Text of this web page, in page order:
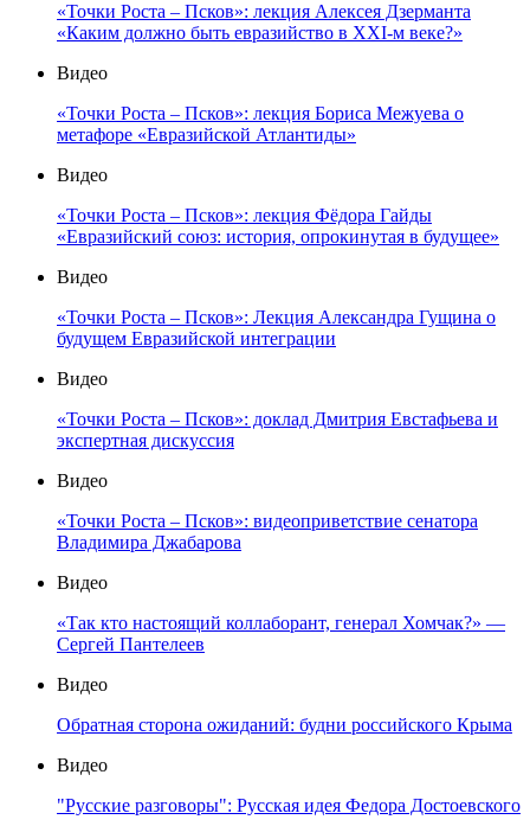
«Точки Роста – Псков»: лекция Алексея Дзерманта
«Каким должно быть евразийство в XXI-м веке?»
Видео
«Точки Роста – Псков»: лекция Бориса Межуева о
метафоре «Евразийской Атлантиды»
Видео
«Точки Роста – Псков»: лекция Фёдора Гайды
«Евразийский союз: история, опрокинутая в будущее»
Видео
«Точки Роста – Псков»: Лекция Александра Гущина о
будущем Евразийской интеграции
Видео
«Точки Роста – Псков»: доклад Дмитрия Евстафьева и
экспертная дискуссия
Видео
«Точки Роста – Псков»: видеоприветствие сенатора
Владимира Джабарова
Видео
«Так кто настоящий коллаборант, генерал Хомчак?» —
Сергей Пантелеев
Видео
Обратная сторона ожиданий: будни российского Крыма
Видео
"Русские разговоры": Русская идея Федора Достоевского